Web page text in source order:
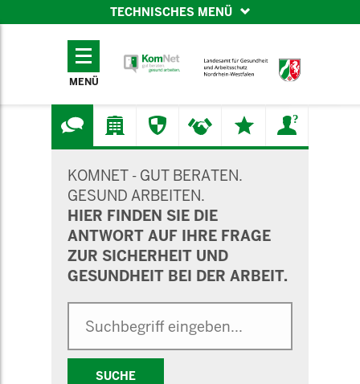
TECHNISCHES MENÜ
TECHNISCHES
MENÜ
KOMNET - GUT BERATEN.
GESUND ARBEITEN.
HIER FINDEN SIE DIE
ANTWORT AUF IHRE FRAGE
ZUR SICHERHEIT UND
GESUNDHEIT BEI DER ARBEIT.
SUCHE